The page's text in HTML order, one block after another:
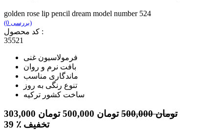
golden rose lip pencil dream model number 524
(0 بررسی)
کد محصول :
35521
فرمولاسیون غنی
بافت نرم و روان
ماندگاری مناسب
تنوع رنگی به روز
ساخت کشور ترکیه
303,000 تومان 500,000تومان 500,000 تومان
39
٪ تخفیف